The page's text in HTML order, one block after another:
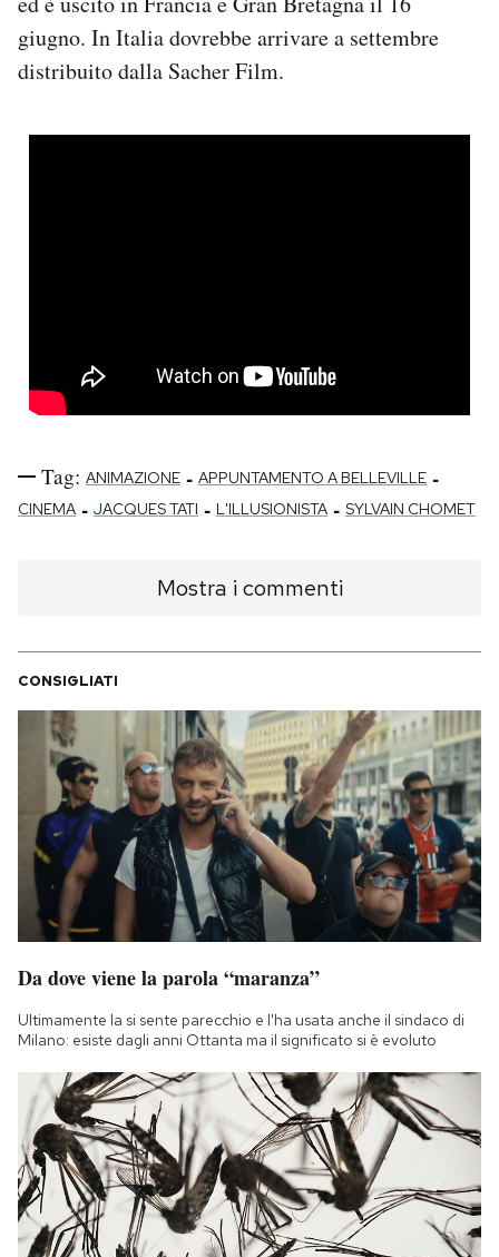
giugno. In Italia dovrebbe arrivare a settembre
distribuito dalla Sacher Film.
Tag: ANIMAZIONE - APPUNTAMENTO A BELLEVILLE -
CINEMA - JACQUES TATI - L'ILLUSIONISTA - SYLVAIN CHOMET
Mostra i commenti
CONSIGLIATI
Da dove viene la parola “maranza”
Ultimamente la si sente parecchio e l'ha usata anche il sindaco di
Milano: esiste dagli anni Ottanta ma il significato si è evoluto